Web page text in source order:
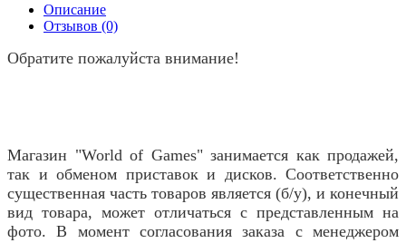
Описание
Отзывов (0)
Обратите пожалуйста внимание!
Магазин "World of Games" занимается как продажей,
так и обменом приставок и дисков. Соответственно
существенная часть товаров является (б/у), и конечный
вид товара, может отличаться с представленным на
фото. В момент согласования заказа с менеджером